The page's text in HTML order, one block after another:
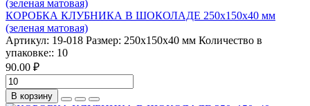
КОРОБКА КЛУБНИКА В ШОКОЛАДЕ 250х150х40 мм
(зеленая матовая)
Артикул: 19-018 Размер: 250х150х40 мм Количество в
упаковке:: 10
90.00 ₽
В корзину